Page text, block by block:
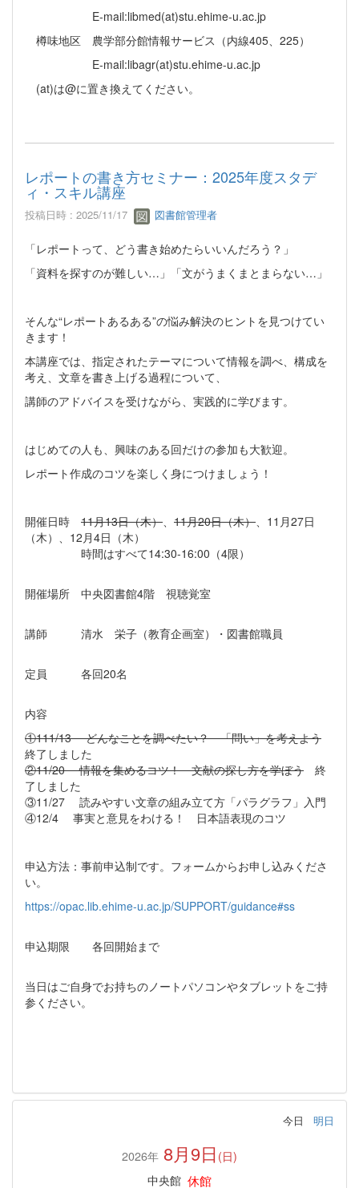
E-mail:libmed(at)stu.ehime-u.ac.jp
樽味地区 農学部分館情報サービス（内線405、225）
E-mail:libagr(at)stu.ehime-u.ac.jp
(at)は@に置き換えてください。
レポートの書き方セミナー：2025年度スタデ
ィ・スキル講座
投稿日時 : 2025/11/17 図書館管理者
「レポートって、どう書き始めたらいいんだろう？」
「資料を探すのが難しい…」「文がうまくまとまらない…」
そんな“レポートあるある”の悩み解決のヒントを見つけてい
きます！
本講座では、指定されたテーマについて情報を調べ、構成を
考え、文章を書き上げる過程について、
講師のアドバイスを受けながら、実践的に学びます。
はじめての人も、興味のある回だけの参加も大歓迎。
レポート作成のコツを楽しく身につけましょう！
開催日時 11月13日（木） 11月20日（木） 、11月27日
（木）、12月4日（木）
時間はすべて14:30-16:00（4限）
開催場所 中央図書館4階 視聴覚室
講師 清水 栄子（教育企画室）・図書館職員
定員 各回20名
内容
①111/13 どんなことを調べたい？ 「問い」を考えよう
終了しました
②11/20 情報を集めるコツ！ 文献の探し方を学ぼう 終
了しました
③11/27 読みやすい文章の組み立て方「パラグラフ」入門
④12/4 事実と意見をわける！ 日本語表現のコツ
申込方法：事前申込制です。フォームからお申し込みくださ
い。
https://opac.lib.ehime-u.ac.jp/SUPPORT/guidance#ss
申込期限 各回開始まで
当日はご自身でお持ちのノートパソコンやタブレットをご持
参ください。
今日 明日
2026年 8月9日 (日)
中央館 休館